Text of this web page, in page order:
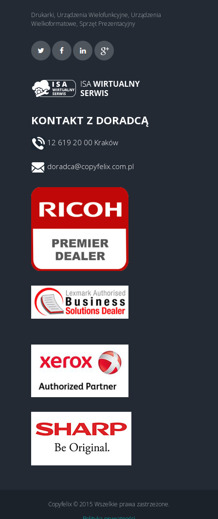
Drukarki, Urządzenia Wielofunkcyjne, Urządzenia
Wielkoformatowe, Sprzęt Prezentacyjny
KONTAKT Z DORADCĄ
12 619 20 00 Kraków
doradca@copyfelix.com.pl
Copyfelix © 2015 Wszelkie prawa zastrzeżone.